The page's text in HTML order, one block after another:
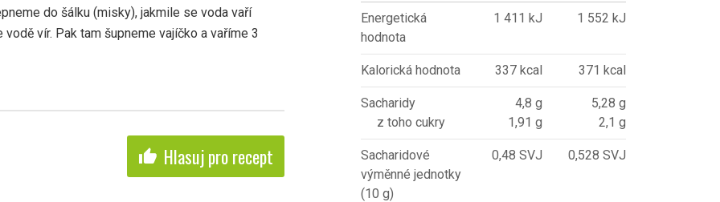
do šálku (misky), jakmile se voda vaří
vír. Pak tam šupneme vajíčko a vaříme 3
thumb_up Hlasuj pro recept
Energetická
hodnota
1 411 kJ 1 552 kJ
Kalorická hodnota 337 kcal 371 kcal
Sacharidy
z toho cukry
4,8 g
1,91 g
5,28 g
2,1 g
Sacharidové
výměnné jednotky
(10 g)
0,48 SVJ 0,528 SVJ